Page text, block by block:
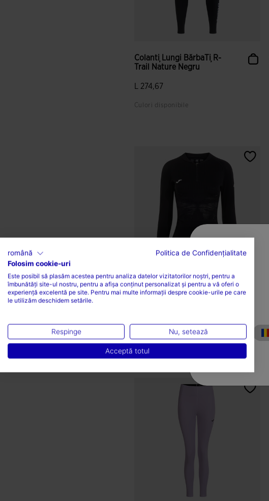
Colanți Lungi BărbaȚi R-
Trail Nature Negru
L 274,67
Culori disponibile
Hanorac Damă R-Trail
Nature Negru
Culori disponibile
3,5 din 5 evaluări ale clienților
română
Politica de Confidențialitate
Folosim cookie-uri
Este posibil să plasăm acestea pentru analiza datelor vizitatorilor noștri, pentru a
îmbunătăți site-ul nostru, pentru a afișa conținut personalizat și pentru a vă oferi o
experiență excelentă pe site. Pentru mai multe informații despre cookie-urile pe care
le utilizăm deschidem setările.
Respinge Nu, setează
Acceptă totul